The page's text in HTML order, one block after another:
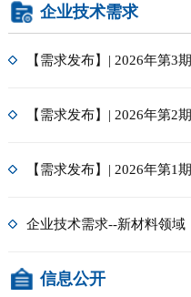
企业技术需求
【需求发布】| 2026年第3期
【需求发布】| 2026年第2期
【需求发布】| 2026年第1期
企业技术需求--新材料领域
信息公开